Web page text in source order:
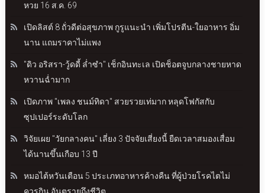
หวย 16 ส.ค. 69
เปิดลิสต์ 8 ถั่วดีต่อสุขภาพ กูรูแนะนำ เพิ่มโปรตีน-ใยอาหาร อิ่ม
นาน แถมราคาไม่แพง
"ดิว อริสรา-วู้ดดี้ ล่ำซำ" เช็กอินทะเล เปิดช็อตจูบกลางชายหาด
หวานฉ่ำมาก
เปิดภาพ "เพลง ชนม์ทิดา" สวยรวยเท่มาก หลุดโฟกัสกับ
ซุปเปอร์ระดับโลก
วิจัยเผย "วัยกลางคน" เลี่ยง 3 ปัจจัยเสี่ยงนี้ ยืดเวลาสมองเสื่อม
ได้นานขึ้นเกือบ 13 ปี
หมอไต้หวันเตือน 5 ประเภทอาหารค้างคืน ที่ผู้ป่วยโรคไตไม่